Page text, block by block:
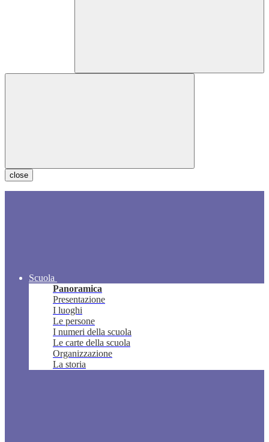
close
Scuola
Panoramica
Presentazione
I luoghi
Le persone
I numeri della scuola
Le carte della scuola
Organizzazione
La storia